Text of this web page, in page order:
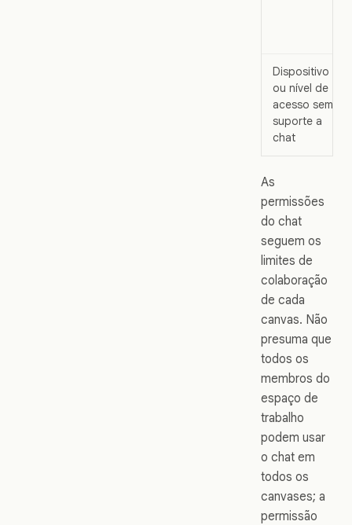
Dispositivo
ou nível de
acesso sem
suporte a
chat
As
permissões
do chat
seguem os
limites de
colaboração
de cada
canvas. Não
presuma que
todos os
membros do
espaço de
trabalho
podem usar
o chat em
todos os
canvases; a
permissão